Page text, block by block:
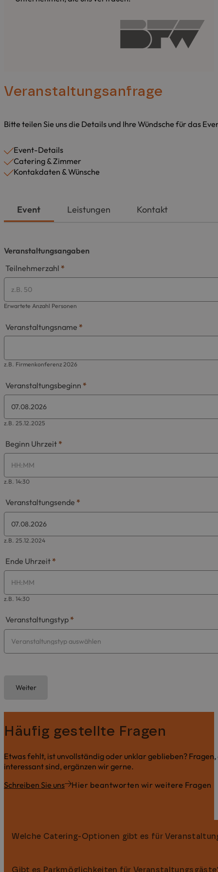
Veranstaltungsanfrage
Bitte teilen Sie uns die Details und Ihre Wündsche für das
Event-Details
Catering & Zimmer
Kontakdaten & Wünsche
Event Leistungen Kontakt
Veranstaltungsangaben
Teilnehmerzahl *
Erwartete Anzahl Personen
Veranstaltungsname *
z.B. Firmenkonferenz 2026
Veranstaltungsbeginn *
z.B. 25.12.2025
Beginn Uhrzeit *
z.B. 14:30
Veranstaltungsende *
z.B. 25.12.2024
Ende Uhrzeit *
z.B. 14:30
Veranstaltungstyp *
Weiter
Häufig gestellte Fragen
Etwas fehlt, ist unvollständig oder unklar geblieben?
interessant sind, ergänzen wir gerne.
Schreiben Sie uns
Hier beantworten wir weitere Fragen
Welche Catering-Optionen gibt es für
Gibt es Parkmöglichkeiten für